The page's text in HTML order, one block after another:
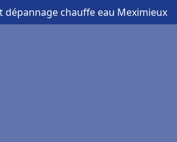
dépannage chauffe eau Meximieux